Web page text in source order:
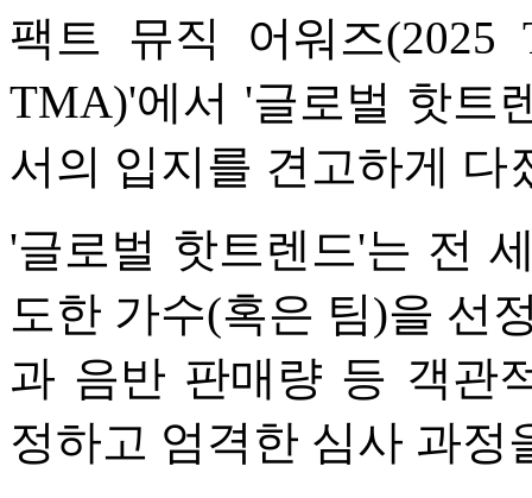
팩트 뮤직 어워즈(2025
TMA)'에서 '글로벌 핫트
서의 입지를 견고하게 다
'글로벌 핫트렌드'는 전
도한 가수(혹은 팀)을 선
과 음반 판매량 등 객관
정하고 엄격한 심사 과정